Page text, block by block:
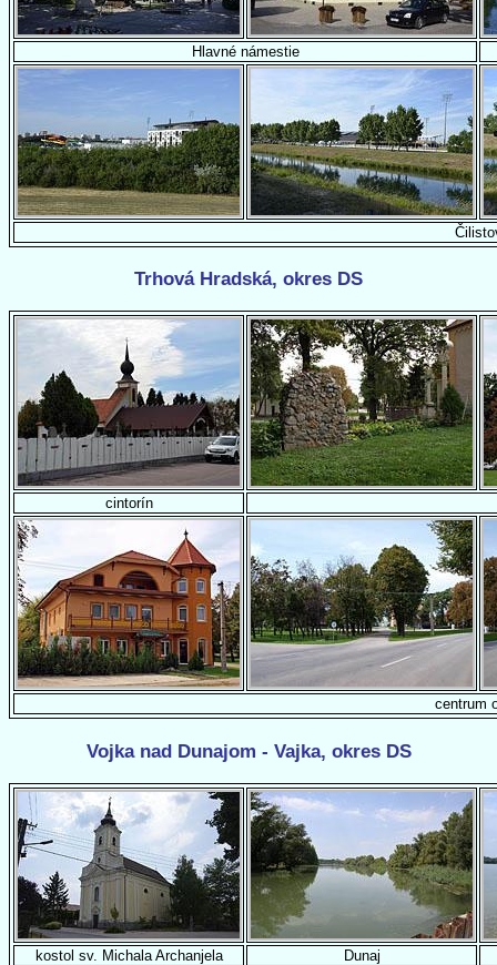
Hlavné námestie
Trhová Hradská, okres DS
cintorín
centrum
Vojka nad Dunajom - Vajka, okres DS
kostol sv. Michala Archanjela Dunaj